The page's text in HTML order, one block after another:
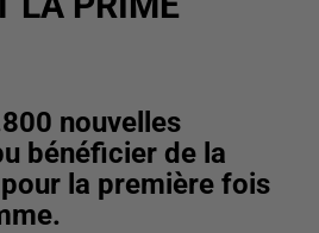
nouvelles
bénéficier de la
la première fois